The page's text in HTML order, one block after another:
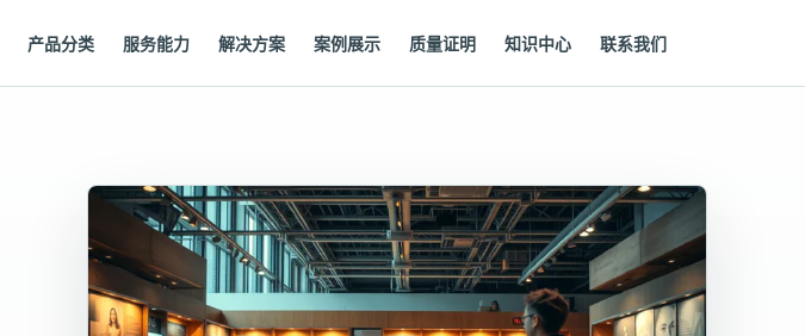
产品分类 服务能力 解决方案 案例展示 质量证明 知识中心 联系我们